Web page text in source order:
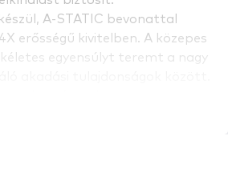
A-STATIC bevonattal
erősségű kivitelben. A közepes
egyensúlyt teremt a nagy